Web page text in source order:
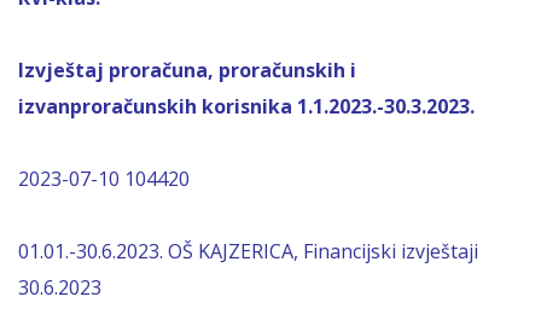
Izvještaj proračuna, proračunskih i
izvanproračunskih korisnika 1.1.2023.-30.3.2023.
2023-07-10 104420
01.01.-30.6.2023. OŠ KAJZERICA, Financijski izvještaji
30.6.2023